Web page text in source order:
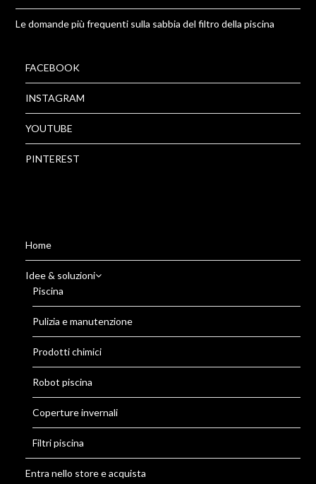
Le domande più frequenti sulla sabbia del filtro della piscina
FACEBOOK
INSTAGRAM
YOUTUBE
PINTEREST
Home
Idee & soluzioni
Piscina
Pulizia e manutenzione
Prodotti chimici
Robot piscina
Coperture invernali
Filtri piscina
Entra nello store e acquista